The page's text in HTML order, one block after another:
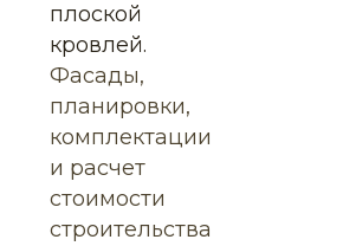
плоской
кровлей.
Фасады,
планировки,
комплектации
и расчет
стоимости
строительства